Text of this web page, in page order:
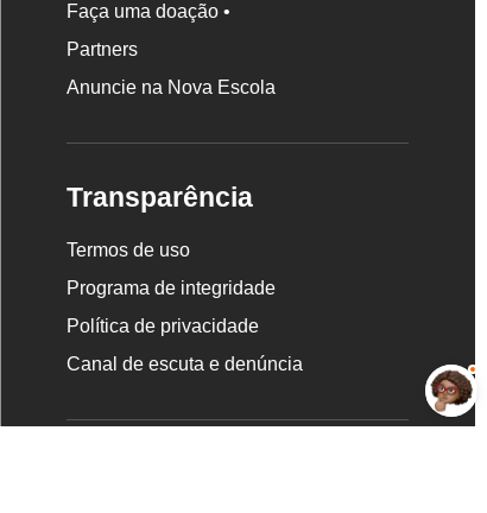
Faça uma doação •
Partners
Anuncie na Nova Escola
Transparência
Termos de uso
Programa de integridade
Política de privacidade
Canal de escuta e denúncia